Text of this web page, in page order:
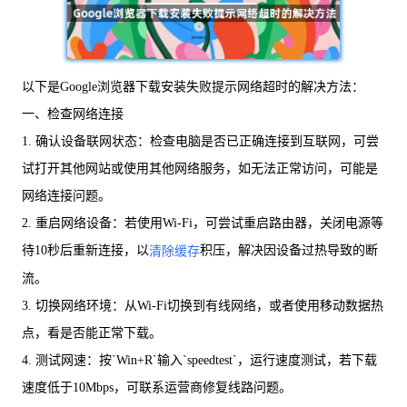
以下是Google浏览器下载安装失败提示网络超时的解决方法：
一、检查网络连接
1. 确认设备联网状态：检查电脑是否已正确连接到互联网，可尝
试打开其他网站或使用其他网络服务，如无法正常访问，可能是
网络连接问题。
2. 重启网络设备：若使用Wi-Fi，可尝试重启路由器，关闭电源等
待10秒后重新连接，以清除缓存积压，解决因设备过热导致的断
流。
3. 切换网络环境：从Wi-Fi切换到有线网络，或者使用移动数据热
点，看是否能正常下载。
4. 测试网速：按`Win+R`输入`speedtest`，运行速度测试，若下载
速度低于10Mbps，可联系运营商修复线路问题。